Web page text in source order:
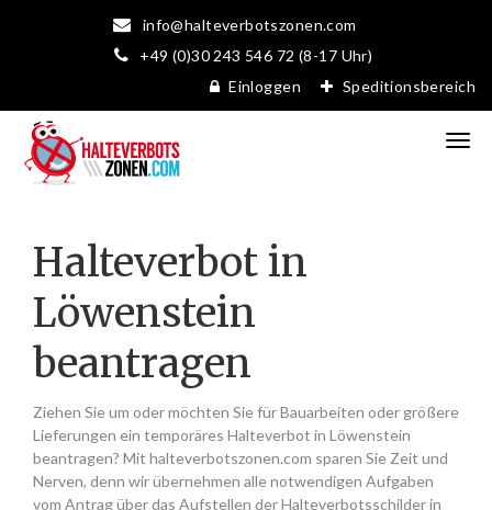
info@halteverbotszonen.com
+49 (0)30 243 546 72 (8-17 Uhr)
Einloggen
Speditionsbereich
Halteverbot in
Löwenstein
beantragen
Ziehen Sie um oder möchten Sie für Bauarbeiten oder größere
Lieferungen ein temporäres Halteverbot in Löwenstein
beantragen? Mit halteverbotszonen.com sparen Sie Zeit und
Nerven, denn wir übernehmen alle notwendigen Aufgaben
vom Antrag über das Aufstellen der Halteverbotsschilder in